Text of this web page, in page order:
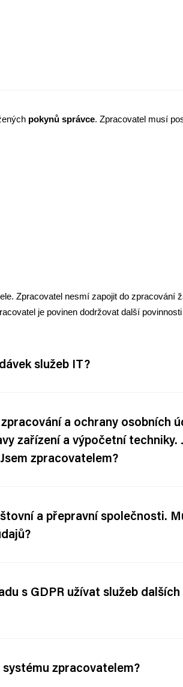
pokynů správce. Zpracovatel musí
Zpracovatel nesmí zapojit do zpracování
je povinen dodržovat další
služeb IT?
a ochrany osobních
zařízení a výpočetní techniky.
zpracovatelem?
a přepravní společnosti.
s GDPR užívat služeb
zpracovatelem?